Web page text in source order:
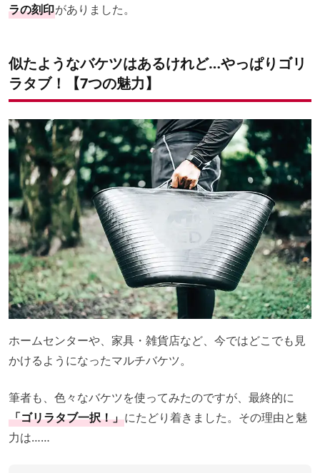
ラの刻印がありました。
似たようなバケツはあるけれど…やっぱりゴリ
ラタブ！【7つの魅力】
ホームセンターや、家具・雑貨店など、今ではどこでも見
かけるようになったマルチバケツ。
筆者も、色々なバケツを使ってみたのですが、最終的に
「ゴリラタブ一択！」にたどり着きました。その理由と魅
力は……